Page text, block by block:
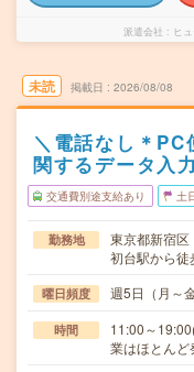
派遣会社 ヒ
未読 掲載日 2026/08/08
＼電話なし＊
関するデータ入
交通費別途支給あり 土
勤務地
東京都新宿区
初台駅から
曜日頻度 週5日（月～金
時間
11:00～
業はほとんど